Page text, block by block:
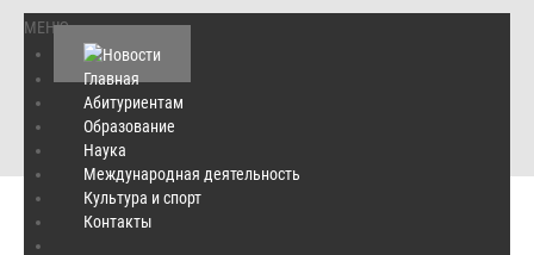
МЕНЮ
Главная
Абитуриентам
Образование
Наука
Международная деятельность
Культура и спорт
Контакты
Главная / Новости
Стипендия мэрии города Новосибирска 2015-2016
Понедельник, 23 ноября 2015 23:43